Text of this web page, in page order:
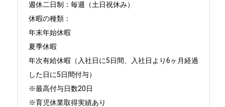
週休二日制：毎週（土日祝休み）
休暇の種類：
年末年始休暇
夏季休暇
年次有給休暇（入社日に5日間、入社日より6ヶ月経過
した日に5日間付与）
※最高付与日数20日
※育児休業取得実績あり